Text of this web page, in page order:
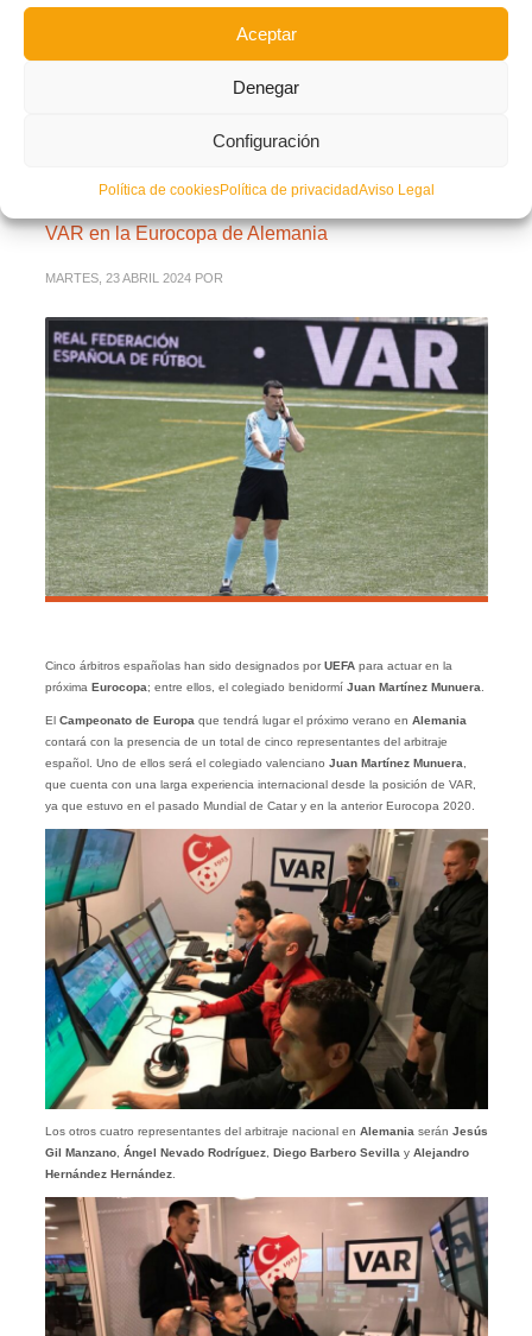
Aceptar
Denegar
Configuración
Política de cookiesPolítica de privacidadAviso Legal
PUBLICADO ENACTUALIDAD,NOTICIAS ÁRBITROS,NOTICIAS FFCV,
VAR en la Eurocopa de Alemania
MARTES, 23 ABRIL 2024 POR
Cinco árbitros españolas han sido designados porUEFA para actuar en la
próxima Eurocopa; entre ellos, el colegiado benidormí Juan Martínez Munuera
El Campeonato de Europa que tendrá lugar el próximo verano en Alemania
contará con la presencia de un total de cinco representantes del arbitraje
español. Uno de ellos será el colegiado valenciano Juan Martínez Munuera
que cuenta con una larga experiencia internacional desde la posición de VAR,
ya que estuvo en el pasado Mundial de Catar y en la anterior Eurocopa 2020.
Los otros cuatro representantes del arbitraje nacional en Alemania serán Jesús
Gil Manzano, Ángel Nevado Rodríguez, Diego Barbero Sevilla y Alejandro
Hernández Hernández.